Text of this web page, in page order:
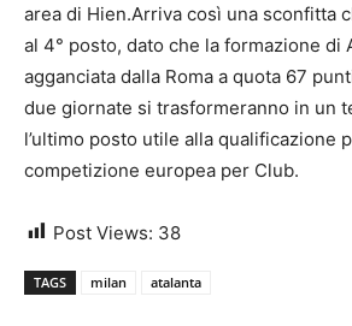
area di Hien.Arriva così una sconfitta
al 4° posto, dato che la formazione di
agganciata dalla Roma a quota 67
due giornate si trasformeranno in un
l’ultimo posto utile alla qualificazione
competizione europea per Club.
Post Views: 38
TAGS milan atalanta